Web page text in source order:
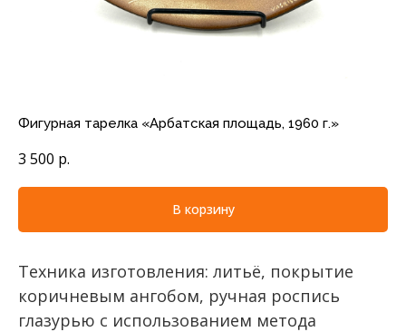
Фигурная тарелка «Арбатская площадь, 1960 г.»
3 500 р.
В корзину
Техника изготовления: литьё, покрытие
коричневым ангобом, ручная роспись
глазурью с использованием метода